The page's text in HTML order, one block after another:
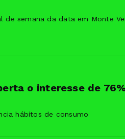
de semana da data em Monte
o interesse de
hábitos de consumo